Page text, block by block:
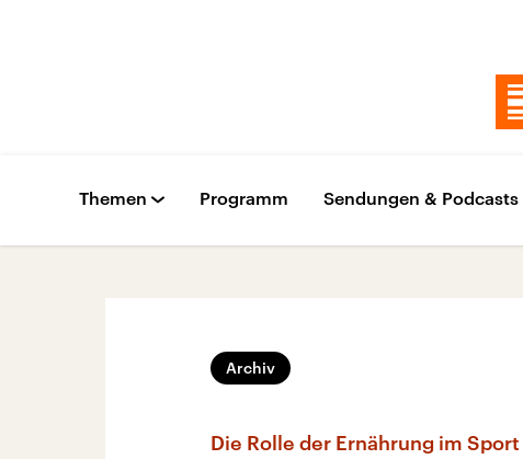
Themen Programm Sendungen & Podcasts
Archiv
Die Rolle der Ernährung im Sport